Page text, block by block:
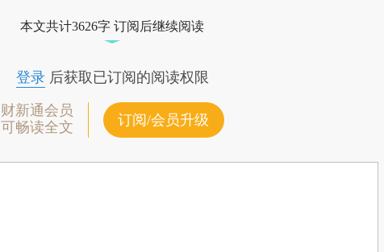
本文共计3626字 订阅后继续阅读
登录后获取已订阅的阅读权限
财新通会员
可畅读全文
订阅/会员升级